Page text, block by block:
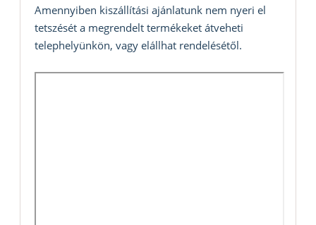
Amennyiben kiszállítási ajánlatunk nem nyeri el
tetszését a megrendelt termékeket átveheti
telephelyünkön, vagy elállhat rendelésétől.